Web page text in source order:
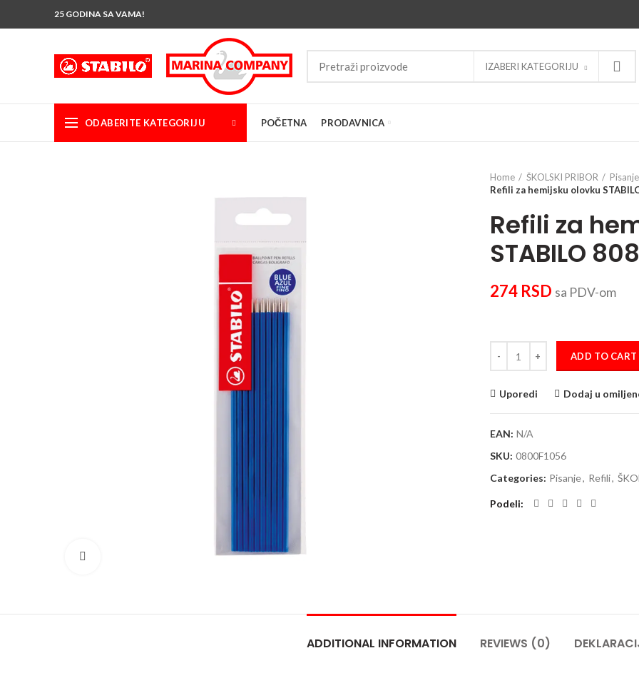
25 GODINA SA VAMA!
IZABERI KATEGORIJU
ODABERITE KATEGORIJU POČETNA PRODAVNICA
Home ŠKOLSKI PRIBOR Pisanje
Refili za hemijsku olovku
Refili za
STABILO
274 RSD sa PDV-om
ADD TO CART
Uporedi Dodaj u
EAN: N/A
SKU: 0800F1056
Categories: Pisanje, Refili,
Podeli
ADDITIONAL INFORMATION REVIEWS (0)